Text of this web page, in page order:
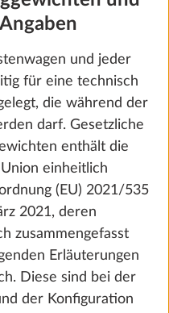
abnehmbar Mehr
27,0 kg
1.413 €
und jeder
für eine technisch
die während der
darf. Gesetzliche
enthält die
einheitlich
(EU) 2021/535
2021, deren
zusammengefasst
Erläuterungen
Diese sind bei der
der Konfiguration